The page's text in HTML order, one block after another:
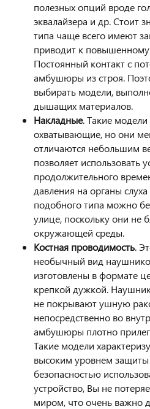
полезных опций вроде
эквалайзера и др. Стоит
типа чаще всего имеют
приводит к
Постоянный контакт с
амбушюры из строя.
выбирать модели,
дышащих материалов.
Накладные. Такие
охватывающие, но они
отличаются небольшим
позволяет использовать
продолжительного
давления на органы
подобного типа можно
улице, поскольку они не
окружающей среды.
Костная проводимость.
необычный вид
изготовлены в формате
крепкой дужкой.
не покрывают ушную
непосредственно во
амбушюры плотно
Такие модели
высоким уровнем защиты
безопасностью
устройство, Вы не
миром, что очень важно